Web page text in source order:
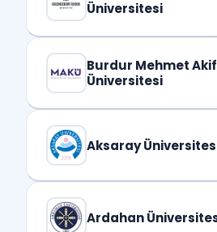
Üniversitesi
Burdur Mehmet
Üniversitesi
Aksaray
Ardahan